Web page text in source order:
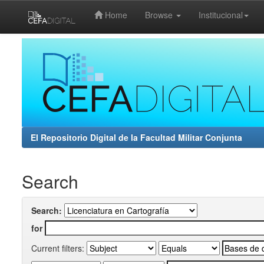
Home Browse Institucional
El Repositorio Digital de la Facultad Militar Conjunta
Search
Search:
for
Current filters: